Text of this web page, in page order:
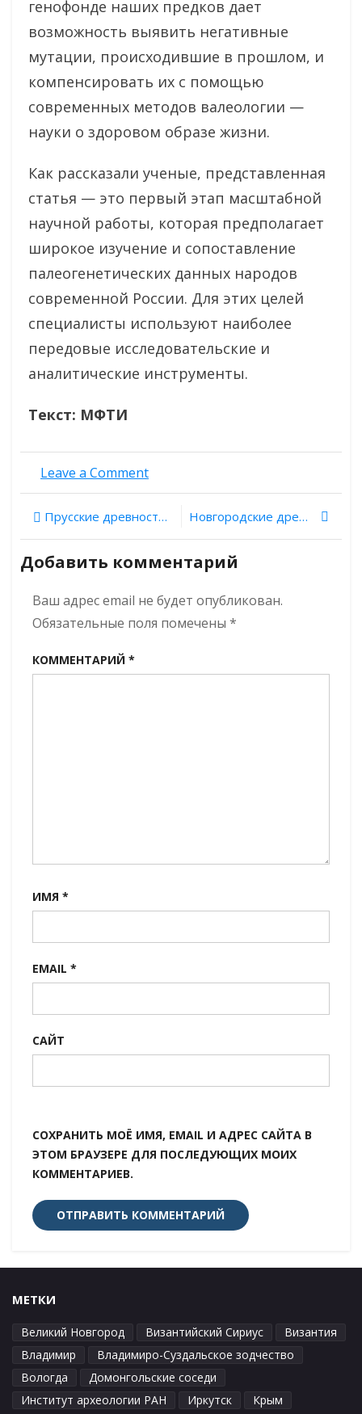
генофонде наших предков дает
возможность выявить негативные
мутации, происходившие в прошлом, и
компенсировать их с помощью
современных методов валеологии —
науки о здоровом образе жизни.
Как рассказали ученые, представленная
статья — это первый этап масштабной
научной работы, которая предполагает
широкое изучение и сопоставление
палеогенетических данных народов
современной России. Для этих целей
специалисты используют наиболее
передовые исследовательские и
аналитические инструменты.
Текст: МФТИ
Leave a Commenton
ДНК
древних
c
Равнины
и
Средней
Навигация
по
записям
Прусские древности. Выпуск 5: Кирха Лихтенхагена в Яблоневке Новгородские древности. Выпуск 21: храм Двенадцати апостолов на Пропастех
Добавить комментарий
Ваш адрес email не будет опубликован.
Обязательные поля помечены *
КОММЕНТАРИЙ *
ИМЯ *
EMAIL *
САЙТ
СОХРАНИТЬ МОЁ ИМЯ, EMAIL И АДРЕС САЙТА В
ЭТОМ БРАУЗЕРЕ ДЛЯ ПОСЛЕДУЮЩИХ МОИХ
КОММЕНТАРИЕВ.
МЕТКИ
Великий Новгород Византийский Сириус
Византия
Владимир
Владимиро-Суздальское зодчество
Вологда
Домонгольские соседи
Институт археологии РАН
Иркутск
Крым